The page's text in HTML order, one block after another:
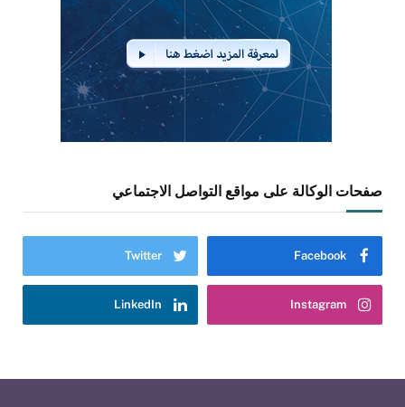
صفحات الوكالة على مواقع التواصل الاجتماعي
Facebook
Twitter
Instagram
LinkedIn